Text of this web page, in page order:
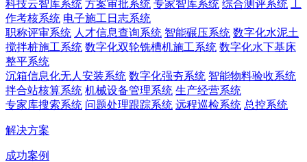
科技云智库系统 方案审批系统 专家智库系统 综合测评系统 工
作考核系统 电子施工日志系统
职称评审系统 人才信息查询系统 智能碾压系统 数字化水泥土
搅拌桩施工系统 数字化双轮铣槽机施工系统 数字化水下基床
整平系统
沉箱信息化无人安装系统 数字化强夯系统 智能物料验收系统
拌合站核算系统 机械设备管理系统 生产经营系统
专家库搜索系统 问题处理跟踪系统 远程巡检系统 总控系统
解决方案
成功案例